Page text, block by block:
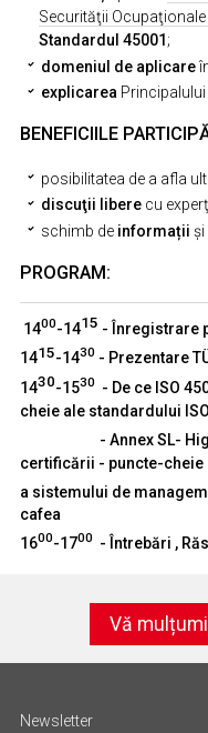
Securităţii
Standardul 45001 ;
domeniul de aplicare
explicarea Principalului
BENEFICIILE
posibilitatea de a afla
discuţii liberecu
schimb de informații și
PROGRAM:
1400-1415 - Înregistrare
1415-1430 - Prezentare
1430-1530 - De ce ISO
cheie ale standardului
- Annex SL-
certificării - puncte-cheie
a sistemului de
cafea
1600-1700 - Întrebări ,
Vă
Newsletter